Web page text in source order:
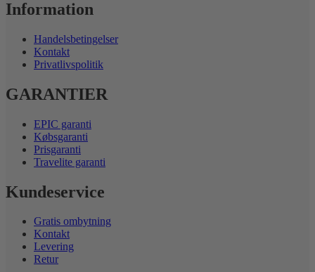
Information
Handelsbetingelser
Kontakt
Privatlivspolitik
GARANTIER
EPIC garanti
Købsgaranti
Prisgaranti
Travelite garanti
Kundeservice
Gratis ombytning
Kontakt
Levering
Retur